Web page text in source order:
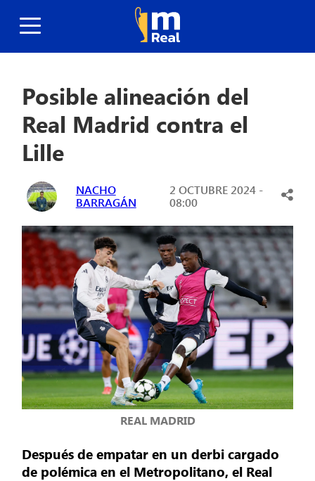
Posible alineación del
Real Madrid contra el
Lille
NACHO
BARRAGÁN
2 OCTUBRE 2024 -
08:00
REAL MADRID
Después de empatar en un derbi cargado
de polémica en el Metropolitano, el Real